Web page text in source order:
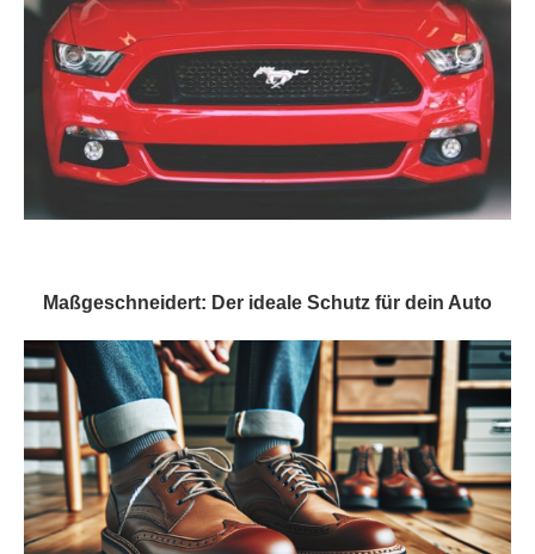
Maßgeschneidert: Der ideale Schutz für dein Auto